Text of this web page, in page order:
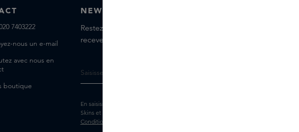
7403222
nous un e-mail
avec nous en
boutique
NEWSLETTER
Restez informé(e) des dernières marques et produits,
recevez les conseils de nos Skins Experts.
En saisissant votre adresse e-mail, vous acceptez de recevoir la newsletter
Skins et des messages marketing personnalisés par e-mail. Consultez les
Conditions générales